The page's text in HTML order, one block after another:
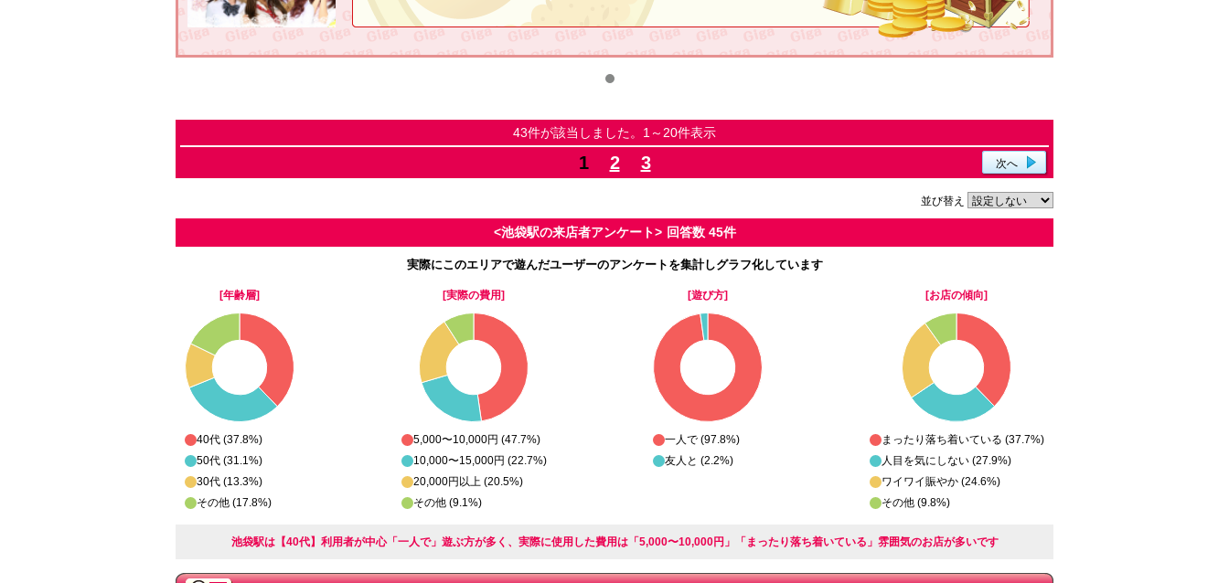
43件が該当しました。1～20件表示
1 2 3 次へ
並び替え
<池袋駅の来店者アンケート> 回答数 45件
実際にこのエリアで遊んだユーザーのアンケートを集計しグラフ化しています
[年齢層]
40代 (37.8%)
50代 (31.1%)
30代 (13.3%)
その他 (17.8%)
[実際の費用]
5,000〜10,000円 (47.7%)
10,000〜15,000円 (22.7%)
20,000円以上 (20.5%)
その他 (9.1%)
[遊び方]
一人で (97.8%)
友人と (2.2%)
[お店の傾向]
まったり落ち着いている (37.7%)
人目を気にしない (27.9%)
ワイワイ賑やか (24.6%)
その他 (9.8%)
池袋駅は【40代】利用者が中心「一人で」遊ぶ方が多く、実際に使用した費用は「5,000〜10,000円」「まったり落ち着いている」雰囲気のお店が多いです